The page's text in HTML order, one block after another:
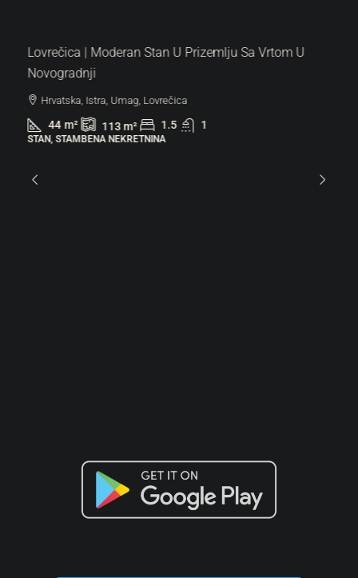
Lovrečica | Moderan Stan U Prizemlju Sa Vrtom U
Novogradnji
Hrvatska, Istra, Umag, Lovrečica
44 m² 113m² 1.5 1
STAN, STAMBENA NEKRETNINA